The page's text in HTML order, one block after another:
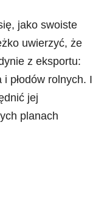
jako swoiste
uwierzyć, że
z eksportu:
płodów rolnych. I
jej
planach